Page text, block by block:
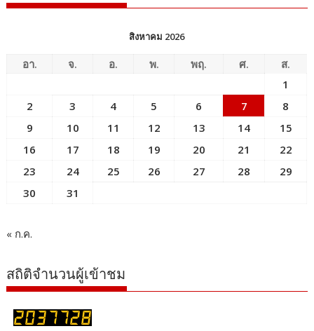
สิงหาคม 2026
อา. จ. อ. พ. พฤ. ศ.
ส.
1
2
3 4 5 6 7
8
9
10 11 12 13 14
15
16
17 18 19 20 21
22
23
24 25 26 27 28
29
30
31
« ก.ค.
สถิติจำนวนผู้เข้าชม